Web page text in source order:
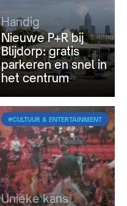
Handig
Nieuwe P+R bij
Blijdorp: gratis
parkeren en snel in
het centrum
#CULTUUR & ENTERTAINMENT
Unieke kans